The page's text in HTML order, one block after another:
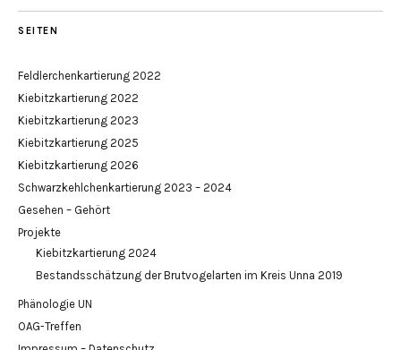
SEITEN
Feldlerchenkartierung 2022
Kiebitzkartierung 2022
Kiebitzkartierung 2023
Kiebitzkartierung 2025
Kiebitzkartierung 2026
Schwarzkehlchenkartierung 2023 – 2024
Gesehen – Gehört
Projekte
Kiebitzkartierung 2024
Bestandsschätzung der Brutvogelarten im Kreis Unna 2019
Phänologie UN
OAG-Treffen